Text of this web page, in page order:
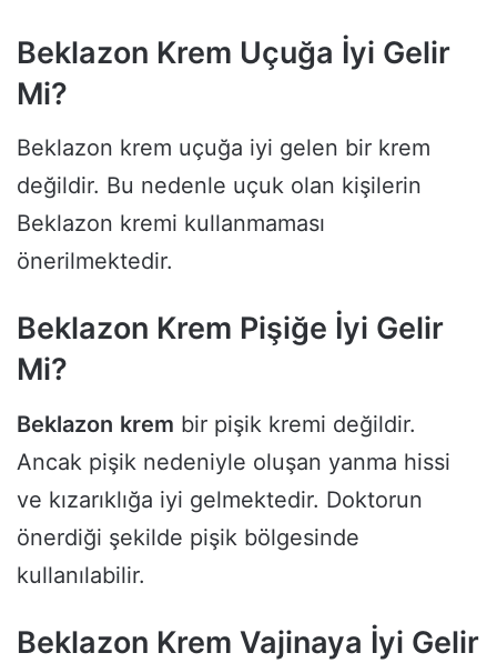
Beklazon Krem Uçuğa İyi Gelir
Mi?
Beklazon krem uçuğa iyi gelen bir krem
değildir. Bu nedenle uçuk olan kişilerin
Beklazon kremi kullanmaması
önerilmektedir.
Beklazon Krem Pişiğe İyi Gelir
Mi?
Beklazon krem bir pişik kremi değildir.
Ancak pişik nedeniyle oluşan yanma hissi
ve kızarıklığa iyi gelmektedir. Doktorun
önerdiği şekilde pişik bölgesinde
kullanılabilir.
Beklazon Krem Vajinaya İyi Gelir